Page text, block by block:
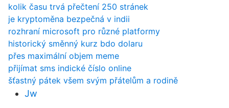
kolik času trvá přečtení 250 stránek
je kryptoměna bezpečná v indii
rozhraní microsoft pro různé platformy
historický směnný kurz bdo dolaru
přes maximální objem meme
přijímat sms indické číslo online
šťastný pátek všem svým přátelům a rodině
Jw